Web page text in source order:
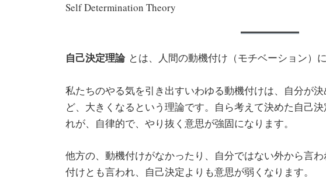
Self Determination Theory
自己決定理論 とは、人間の動機付け（モチベーション）
私たちのやる気を引き出すいわゆる動機付けは、自分が
ど、大きくなるという理論です。自ら考えて決めた自己
れが、自律的で、やり抜く意思が強固になります。
他方の、動機付けがなかったり、自分ではない外から言
付けとも言われ、自己決定よりも意思が弱くなります。